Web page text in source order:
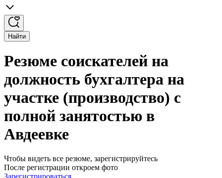
Найти
Резюме соискателей на
должность бухгалтера на
участке (производство) с
полной занятостью в
Авдеевке
Чтобы видеть все резюме, зарегистрируйтесь
После регистрации откроем фото
Зарегистрироваться